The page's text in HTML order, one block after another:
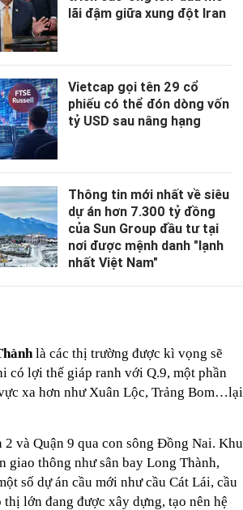
lãi đậm giữa xung đột Iran
Vietcap gọi tên 29 cổ
phiếu có thể đón dòng vốn
tỷ USD sau nâng hạng
Thông tin mới nhất về siêu
dự án hơn 7.300 tỷ đồng
của Sun Group đầu tư tại
nơi được mệnh danh "lạnh
nhất Việt Nam"
là các thị trường được kì vọng sẽ
có lợi thế giáp ranh với Q.9, một phần
xa hơn như Xuân Lộc, Trảng Bom…lại
và Quận 9 qua con sông Đồng Nai. Khu
giao thông như sân bay Long Thành,
số dự án cầu mới như cầu Cát Lái, cầu
lớn đang được xây dựng, tạo nên hệ